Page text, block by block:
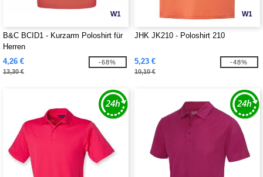
W1
B&C BCID1 - Kurzarm Poloshirt für
Herren
4,26 €
13,30 €
-68%
W1
JHK JK210 - Poloshirt 210
5,23 €
10,10 €
-48%